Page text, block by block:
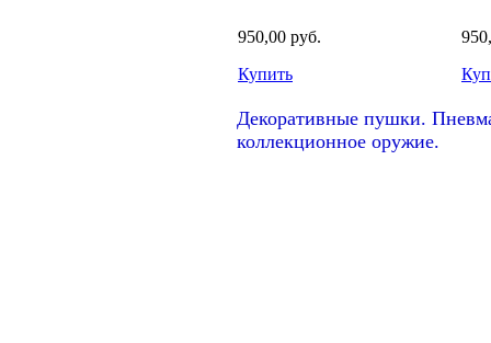
950,00 руб.
Купить
Декоративные пушки.
коллекционное оружие.